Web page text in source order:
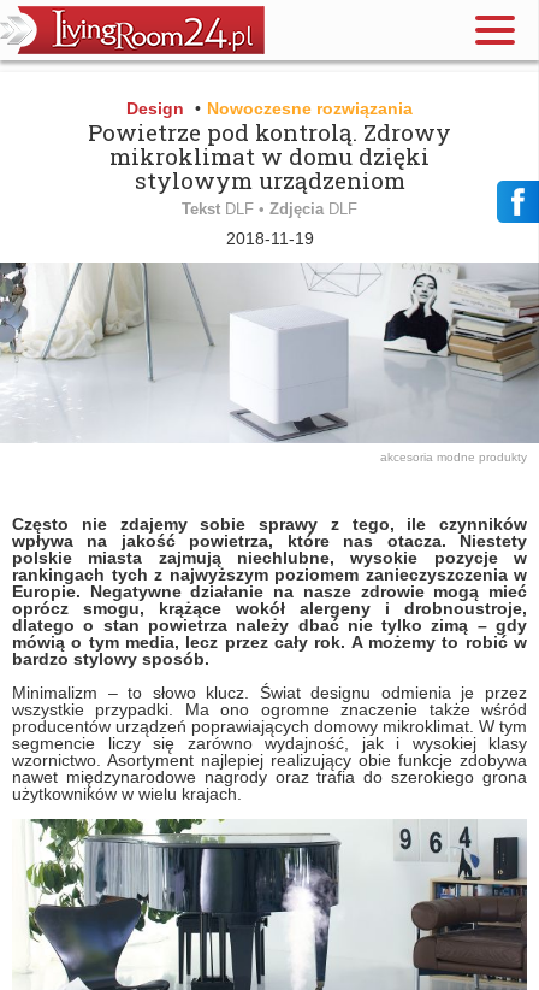
Design • Nowoczesne rozwiązania
Powietrze pod kontrolą. Zdrowy
mikroklimat w domu dzięki
stylowym urządzeniom
Tekst DLF • Zdjęcia DLF
2018-11-19
akcesoria modne produkty
Często nie zdajemy sobie sprawy z tego, ile czynników
wpływa na jakość powietrza, które nas otacza. Niestety
polskie miasta zajmują niechlubne, wysokie pozycje w
rankingach tych z najwyższym poziomem zanieczyszczenia w
Europie. Negatywne działanie na nasze zdrowie mogą mieć
oprócz smogu, krążące wokół alergeny i drobnoustroje,
dlatego o stan powietrza należy dbać nie tylko zimą – gdy
mówią o tym media, lecz przez cały rok. A możemy to robić w
bardzo stylowy sposób.
Minimalizm – to słowo klucz. Świat designu odmienia je przez
wszystkie przypadki. Ma ono ogromne znaczenie także wśród
producentów urządzeń poprawiających domowy mikroklimat. W tym
segmencie liczy się zarówno wydajność, jak i wysokiej klasy
wzornictwo. Asortyment najlepiej realizujący obie funkcje zdobywa
nawet międzynarodowe nagrody oraz trafia do szerokiego grona
użytkowników w wielu krajach.